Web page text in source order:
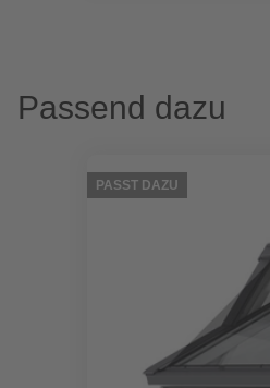
Passend dazu
PASST DAZU